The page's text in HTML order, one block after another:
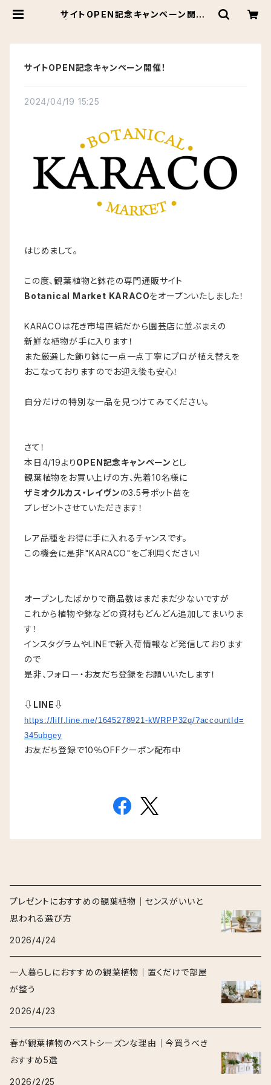
サイトOPEN記念キャンペーン開催！
サイトOPEN記念キャンペーン開催！
2024/04/19 15:25
はじめまして。
この度、観葉植物と鉢花の専門通販サイト
Botanical Market KARACOをオープンいたしました！
KARACOは花き市場直結だから園芸店に並ぶまえの
新鮮な植物が手に入ります！
また厳選した飾り鉢に一点一点丁寧にプロが植え替えを
おこなっておりますのでお迎え後も安心！
自分だけの特別な一品を見つけてみてください。
さて！
本日4/19よりOPEN記念キャンペーン とし
観葉植物をお買い上げの方、先着10名様に
ザミオクルカス・レイヴンの3.5号ポット苗を
プレゼントさせていただきます！
レア品種をお得に手に入れるチャンスです。
この機会に是非"KARACO"をご利用ください！
オープンしたばかりで商品数はまだまだ少ないですが
これから植物や鉢などの資材もどんどん追加してまいりま
す！
インスタグラムやLINEで新入荷情報など発信しております
ので
是非、フォロー・お友だち登録をお願いいたします！
⇩LINE⇩
https://liff.line.me/1645278921-kWRPP32q/?accountId=
345ubgey
お友だち登録で10％OFFクーポン配布中
プレゼントにおすすめの観葉植物｜センスがいいと
思われる選び方
2026/4/24
一人暮らしにおすすめの観葉植物｜置くだけで部屋
が整う
2026/4/23
春が観葉植物のベストシーズンな理由｜今買うべき
おすすめ5選
2026/2/25